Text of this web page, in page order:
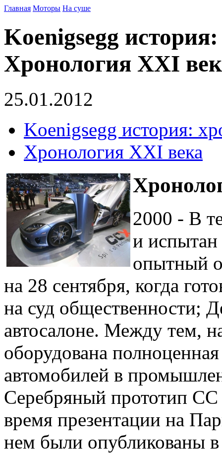
Главная Моторы На суше
Koenigsegg
Хронология ХХI
25.01.2012
Koenigsegg история:
Хронология ХХI века
2000 - В
и
опытный
на 28 сентября, когда
на суд общественности;
автосалоне. Между тем,
оборудована
автомобилей в
Серебряный прототип
время презентации на
нем были опубликованы